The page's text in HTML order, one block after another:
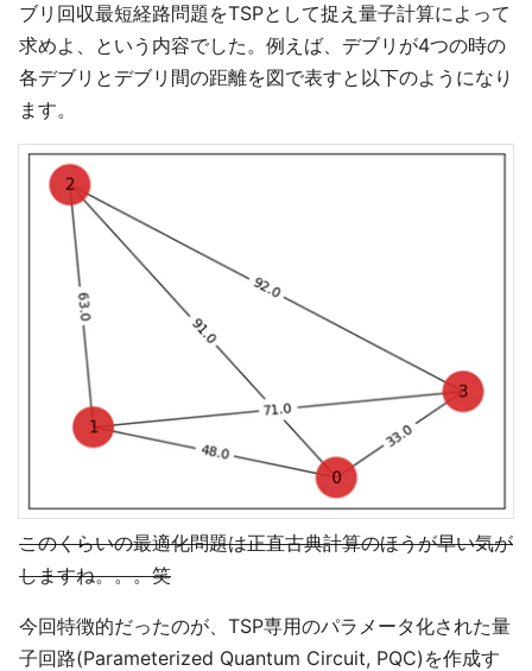
ブリ回収最短経路問題をTSPとして捉え量子計算によって
求めよ、という内容でした。例えば、デブリが4つの時の
各デブリとデブリ間の距離を図で表すと以下のようになり
ます。
このくらいの最適化問題は正直古典計算のほうが早い気が
しますね。。。笑
今回特徴的だったのが、TSP専用のパラメータ化された量
子回路(Parameterized Quantum Circuit, PQC)を作成す